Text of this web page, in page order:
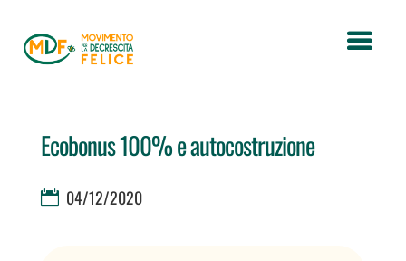
Ecobonus 100% e autocostruzione
04/12/2020